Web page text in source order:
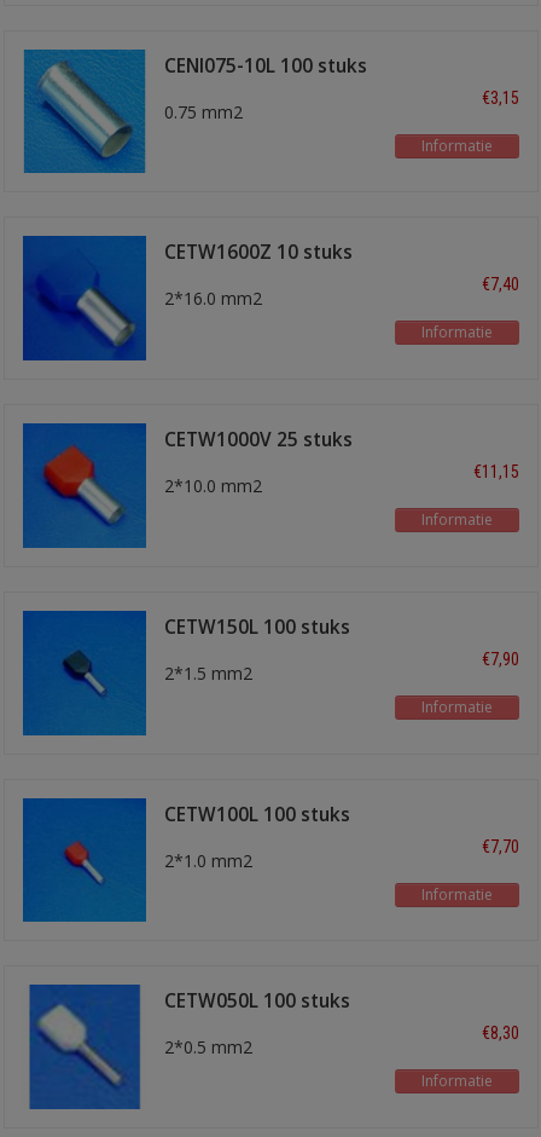
CENI075-10L 100 stuks
0.75 mm2
€3,15
Informatie
CETW1600Z 10 stuks
2*16.0 mm2
€7,40
Informatie
CETW1000V 25 stuks
2*10.0 mm2
€11,15
Informatie
CETW150L 100 stuks
2*1.5 mm2
€7,90
Informatie
CETW100L 100 stuks
2*1.0 mm2
€7,70
Informatie
CETW050L 100 stuks
2*0.5 mm2
€8,30
Informatie